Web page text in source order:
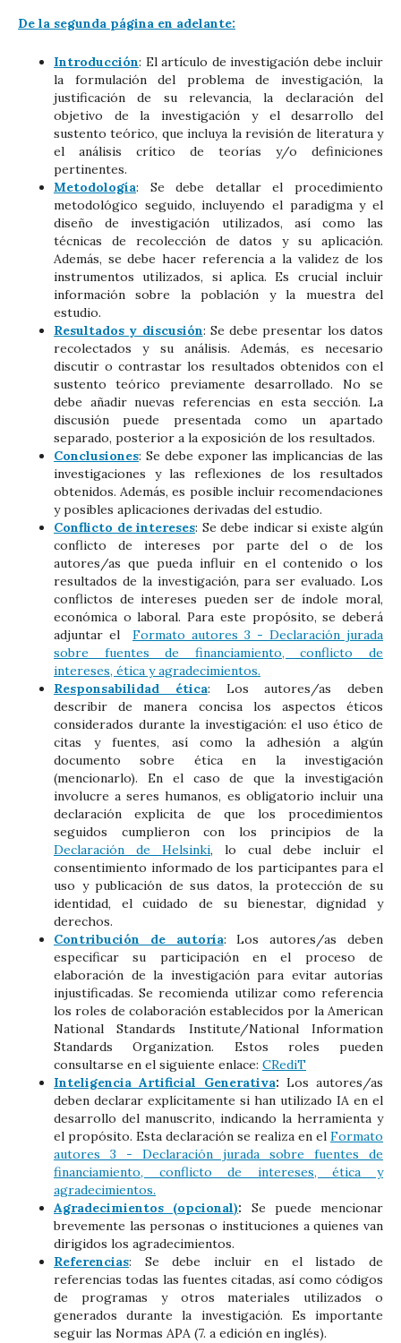
De la segunda página en adelante:
Introducción: El artículo de investigación debe incluir
la formulación del problema de investigación, la
justificación de su relevancia, la declaración del
objetivo de la investigación y el desarrollo del
sustento teórico, que incluya la revisión de literatura y
el análisis crítico de teorías y/o definiciones
pertinentes.
Metodología: Se debe detallar el procedimiento
metodológico seguido, incluyendo el paradigma y el
diseño de investigación utilizados, así como las
técnicas de recolección de datos y su aplicación.
Además, se debe hacer referencia a la validez de los
instrumentos utilizados, si aplica. Es crucial incluir
información sobre la población y la muestra del
estudio.
Resultados y discusión: Se debe presentar los datos
recolectados y su análisis. Además, es necesario
discutir o contrastar los resultados obtenidos con el
sustento teórico previamente desarrollado. No se
debe añadir nuevas referencias en esta sección. La
discusión puede presentada como un apartado
separado, posterior a la exposición de los resultados.
Conclusiones: Se debe exponer las implicancias de las
investigaciones y las reflexiones de los resultados
obtenidos. Además, es posible incluir recomendaciones
y posibles aplicaciones derivadas del estudio.
Conflicto de intereses: Se debe indicar si existe algún
conflicto de intereses por parte del o de los
autores/as que pueda influir en el contenido o los
resultados de la investigación, para ser evaluado. Los
conflictos de intereses pueden ser de índole moral,
económica o laboral. Para este propósito, se deberá
adjuntar el Formato autores 3 - Declaración jurada
sobre fuentes de financiamiento, conflicto de
intereses, ética y agradecimientos.
Responsabilidad ética: Los autores/as deben
describir de manera concisa los aspectos éticos
considerados durante la investigación: el uso ético de
citas y fuentes, así como la adhesión a algún
documento sobre ética en la investigación
(mencionarlo). En el caso de que la investigación
involucre a seres humanos, es obligatorio incluir una
declaración explicita de que los procedimientos
seguidos cumplieron con los principios de la
Declaración de Helsinki, lo cual debe incluir el
consentimiento informado de los participantes para el
uso y publicación de sus datos, la protección de su
identidad, el cuidado de su bienestar, dignidad y
derechos.
Contribución de autoría: Los autores/as deben
especificar su participación en el proceso de
elaboración de la investigación para evitar autorías
injustificadas. Se recomienda utilizar como referencia
los roles de colaboración establecidos por la American
National Standards Institute/National Information
Standards Organization. Estos roles pueden
consultarse en el siguiente enlace: CRediT
Inteligencia Artificial Generativa: Los autores/as
deben declarar explícitamente si han utilizado IA en el
desarrollo del manuscrito, indicando la herramienta y
el propósito. Esta declaración se realiza en el Formato
autores 3 - Declaración jurada sobre fuentes de
financiamiento, conflicto de intereses, ética y
agradecimientos.
Agradecimientos (opcional): Se puede mencionar
brevemente las personas o instituciones a quienes van
dirigidos los agradecimientos.
Referencias: Se debe incluir en el listado de
referencias todas las fuentes citadas, así como códigos
de programas y otros materiales utilizados o
generados durante la investigación. Es importante
seguir las Normas APA (7. a edición en inglés).